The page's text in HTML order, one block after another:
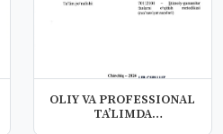
OLIY VA PROFESSIONAL
TA’LIMDA